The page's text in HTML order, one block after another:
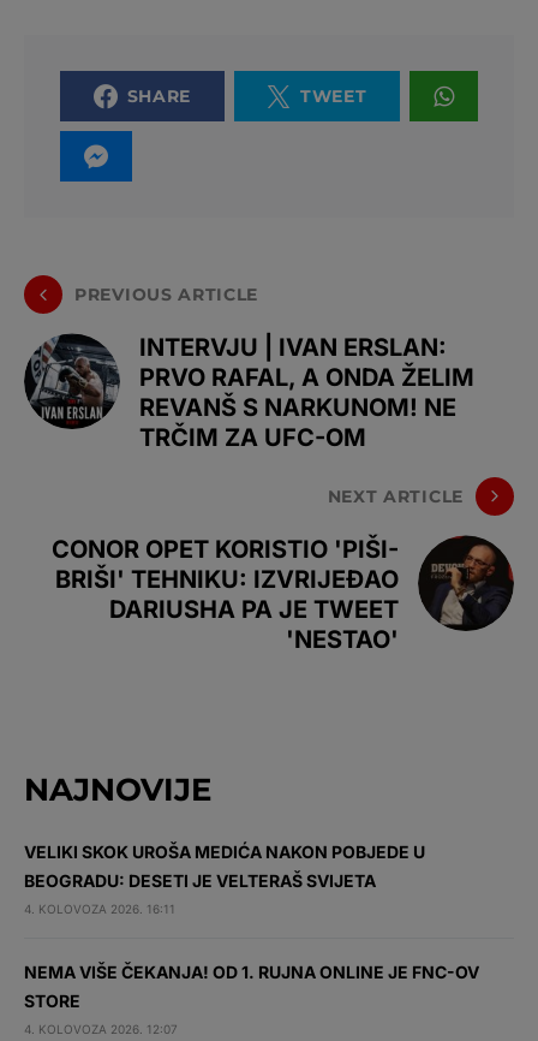
SHARE TWEET
PREVIOUS ARTICLE
INTERVJU | IVAN ERSLAN:
PRVO RAFAL, A ONDA ŽELIM
REVANŠ S NARKUNOM! NE
TRČIM ZA UFC-OM
NEXT ARTICLE
CONOR OPET KORISTIO 'PIŠI-
BRIŠI' TEHNIKU: IZVRIJEĐAO
DARIUSHA PA JE TWEET
'NESTAO'
NAJNOVIJE
VELIKI SKOK UROŠA MEDIĆA NAKON POBJEDE U
BEOGRADU: DESETI JE VELTERAŠ SVIJETA
4. KOLOVOZA 2026. 16:11
NEMA VIŠE ČEKANJA! OD 1. RUJNA ONLINE JE FNC-OV
STORE
4. KOLOVOZA 2026. 12:07